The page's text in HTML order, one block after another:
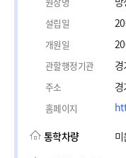
설립일
개원일
관할행정기관
주소
홈페이지
통학차량
미